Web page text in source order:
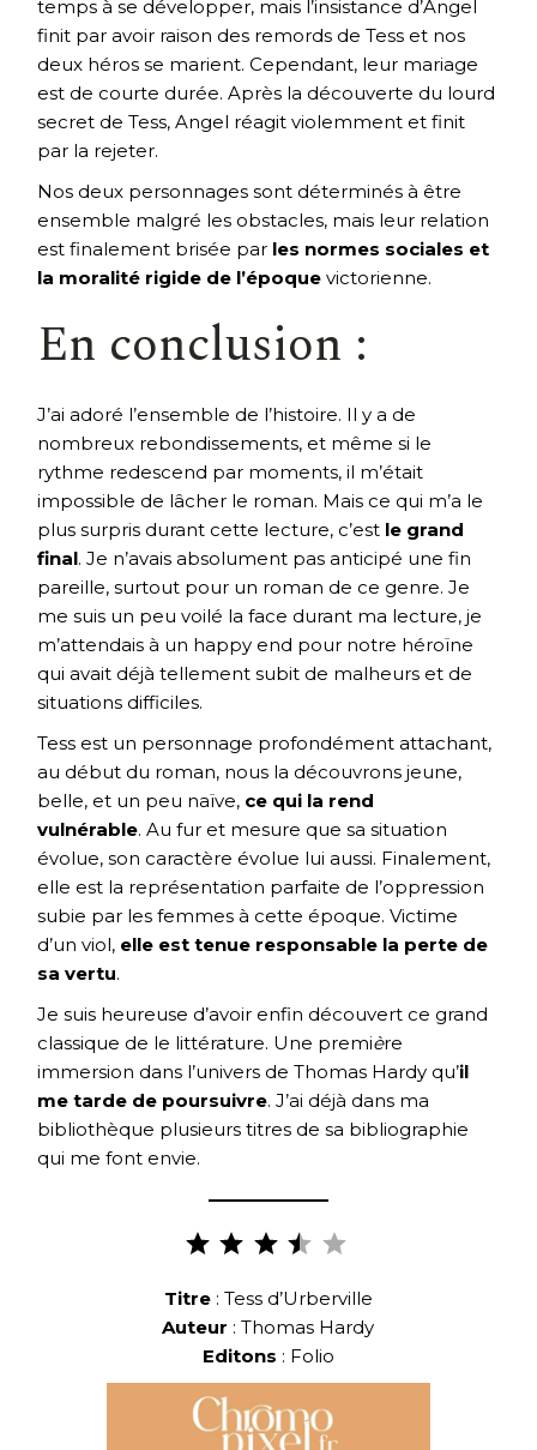
temps à se développer, mais l’insistance d’Angel
finit par avoir raison des remords de Tess et nos
deux héros se marient. Cependant, leur mariage
est de courte durée. Après la découverte du lourd
secret de Tess, Angel réagit violemment et finit
par la rejeter.
Nos deux personnages sont déterminés à être
ensemble malgré les obstacles, mais leur relation
est finalement brisée par les normes sociales et
la moralité rigide de l’époque victorienne.
En conclusion :
J’ai adoré l’ensemble de l’histoire. Il y a de
nombreux rebondissements, et même si le
rythme redescend par moments, il m’était
impossible de lâcher le roman. Mais ce qui m’a le
plus surpris durant cette lecture, c’est le grand
final. Je n’avais absolument pas anticipé une fin
pareille, surtout pour un roman de ce genre. Je
me suis un peu voilé la face durant ma lecture, je
m’attendais à un happy end pour notre héroïne
qui avait déjà tellement subit de malheurs et de
situations difficiles.
Tess est un personnage profondément attachant,
au début du roman, nous la découvrons jeune,
belle, et un peu naïve, ce qui la rend
vulnérable. Au fur et mesure que sa situation
évolue, son caractère évolue lui aussi. Finalement,
elle est la représentation parfaite de l’oppression
subie par les femmes à cette époque. Victime
d’un viol, elle est tenue responsable la perte de
sa vertu.
Je suis heureuse d’avoir enfin découvert ce grand
classique de le littérature. Une première
immersion dans l’univers de Thomas Hardy qu’il
me tarde de poursuivre. J’ai déjà dans ma
bibliothèque plusieurs titres de sa bibliographie
qui me font envie.
Titre: Tess d’Urberville
Auteur : Thomas Hardy
Editons : Folio